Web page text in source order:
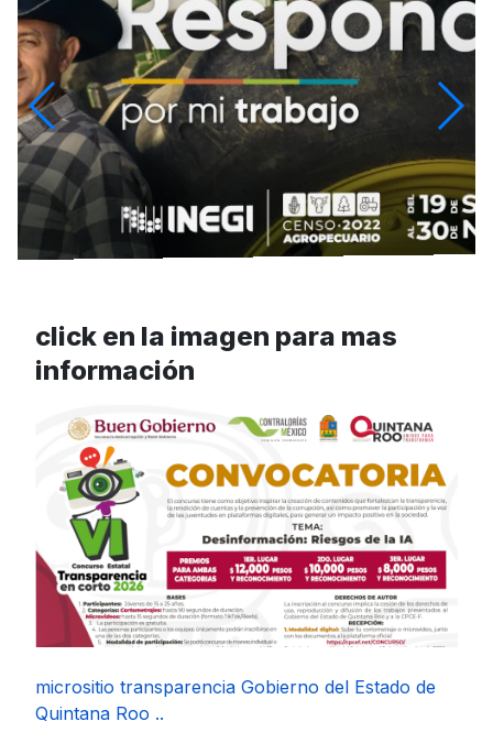
click en la imagen para mas
información
micrositio transparencia Gobierno del Estado de
Quintana Roo ..